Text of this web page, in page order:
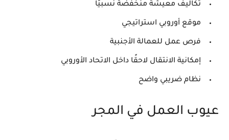
تكاليف معيشة منخفضة نسبيًا
موقع أوروبي استراتيجي
فرص عمل للعمالة الأجنبية
إمكانية الانتقال لاحقًا داخل الاتحاد الأوروبي
نظام ضريبي واضح
عيوب العمل في المجر